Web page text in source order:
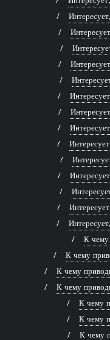
К чему
К чему
К чему
К чему
К чему
К чему
К чему